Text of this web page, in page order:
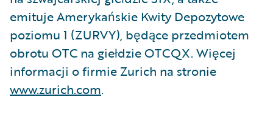
emituje Amerykańskie Kwity Depozytowe
poziomu 1 (ZURVY), będące przedmiotem
obrotu OTC na giełdzie OTCQX. Więcej
informacji o firmie Zurich na stronie
www.zurich.com.